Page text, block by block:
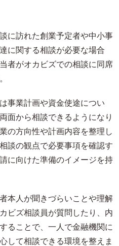
に訪れた創業予定者や中小事
に関する相談が必要な場合
者がオカビズでの相談に同席
事業計画や資金使途につい
面から相談できるようになり
の方向性や計画内容を整理し
談の観点で必要事項を確認す
に向けた準備のイメージを持
本人が聞きづらいことや理解
ビズ相談員が質問したり、内
ることで、一人で金融機関に
して相談できる環境を整えま